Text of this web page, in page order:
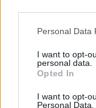
Please note that
not limited to your
grant or deny
use your data for
consent section.
Personal Data
I want to opt-
personal data.
Opted In
I want to opt-
Personal Data.
lista
“Sul